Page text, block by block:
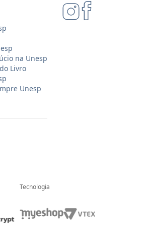
na Unesp
Livro
Unesp
Tecnologia